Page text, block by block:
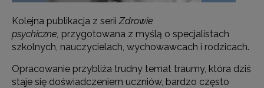
Kolejna publikacja z seriiZdrowie
psychiczne, przygotowana z myślą o specjalistach
szkolnych, nauczycielach, wychowawcach i rodzicach.
Opracowanie przybliża trudny temat traumy, która dziś
staje się doświadczeniem uczniów, bardzo często